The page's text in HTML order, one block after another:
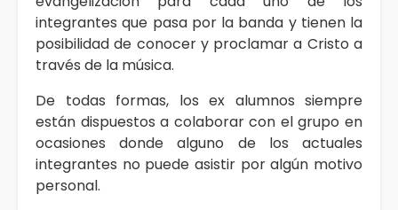
integrantes que pasa por la banda y tienen la
posibilidad de conocer y proclamar a Cristo a
través de la música.
De todas formas, los ex alumnos siempre
están dispuestos a colaborar con el grupo en
ocasiones donde alguno de los actuales
integrantes no puede asistir por algún motivo
personal.